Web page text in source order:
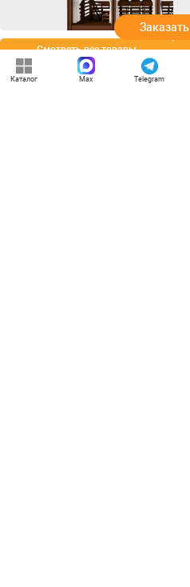
Смотреть все товары
Каталог Max Telegram